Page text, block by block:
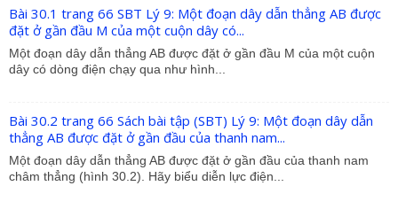
Bài 30.1 trang 66 SBT Lý 9: Một đoạn dây dẫn thẳng AB được
đặt ở gần đầu M của một cuộn dây có...
Một đoạn dây dẫn thẳng AB được đặt ở gần đầu M của một cuộn
dây có dòng điện chạy qua như hình...
Bài 30.2 trang 66 Sách bài tập (SBT) Lý 9: Một đoạn dây dẫn
thẳng AB được đặt ở gần đầu của thanh nam...
Một đoạn dây dẫn thẳng AB được đặt ở gần đầu của thanh nam
châm thẳng (hình 30.2). Hãy biểu diễn lực điện...